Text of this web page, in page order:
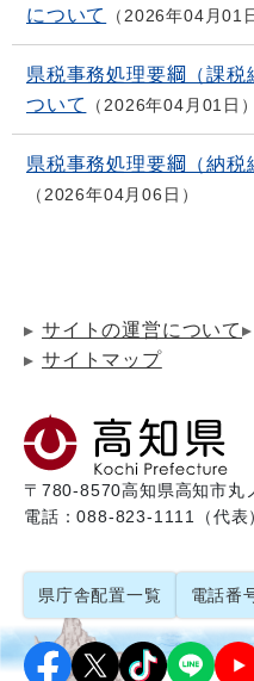
について
2026年04月01
県税事務処理要綱（課税
ついて
2026年04月01日
県税事務処理要綱（納税
2026年04月06日
サイトの運営について
サイトマップ
〒780-8570高知県高知市丸
電話：088-823-1111（代表
県庁舎配置一覧 電話番